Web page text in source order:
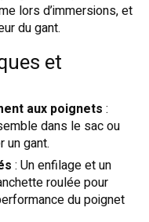
lors d’immersions, et
du gant.
et
aux poignets :
dans le sac ou
un gant.
: Un enfilage et un
roulée pour
du poignet